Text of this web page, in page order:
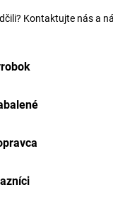
Kontaktujte nás a